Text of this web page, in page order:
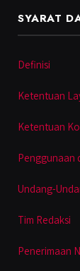
SYARAT
Definisi
Ketentuan
Ketentuan
Penggunaan
Undang-
Tim Redaksi
Penerimaan